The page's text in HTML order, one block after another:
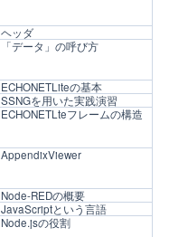
ヘッダ
「データ」の呼び方
ECHONETLiteの基本
SSNGを用いた実践演習
ECHONETLteフレームの構造
AppendixViewer
Node-REDの概要
JavaScriptという言語
Node.jsの役割